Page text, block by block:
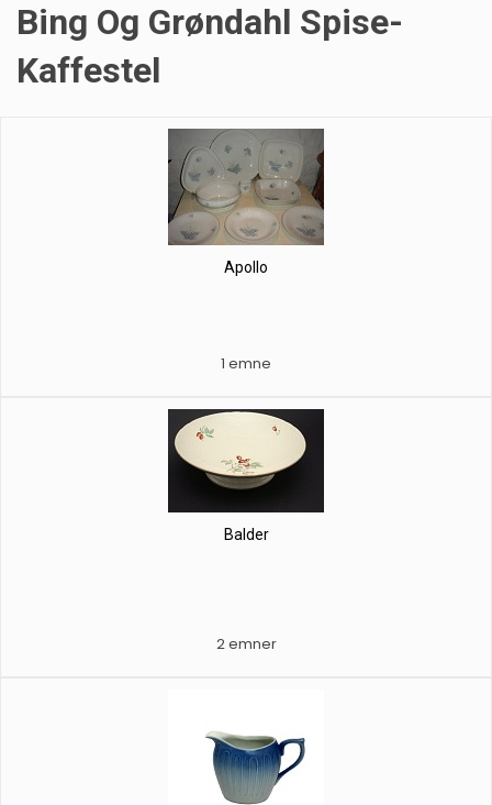
Bing Og Grøndahl Spise-
Kaffestel
Apollo
1 emne
Balder
2 emner